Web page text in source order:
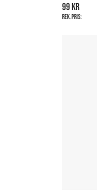
99 kr
Rek. pris: